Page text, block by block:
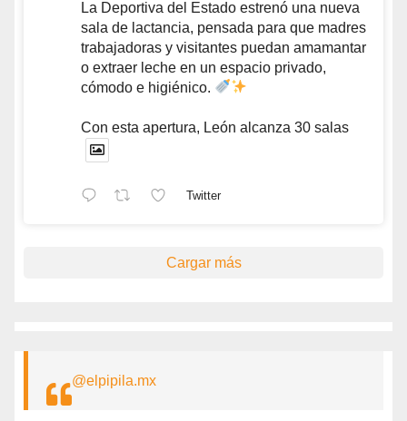
La Deportiva del Estado estrenó una nueva
sala de lactancia, pensada para que madres
trabajadoras y visitantes puedan amamantar
o extraer leche en un espacio privado,
cómodo e higiénico.
Con esta apertura, León alcanza 30 salas
Twitter
Cargar más
@elpipila.mx